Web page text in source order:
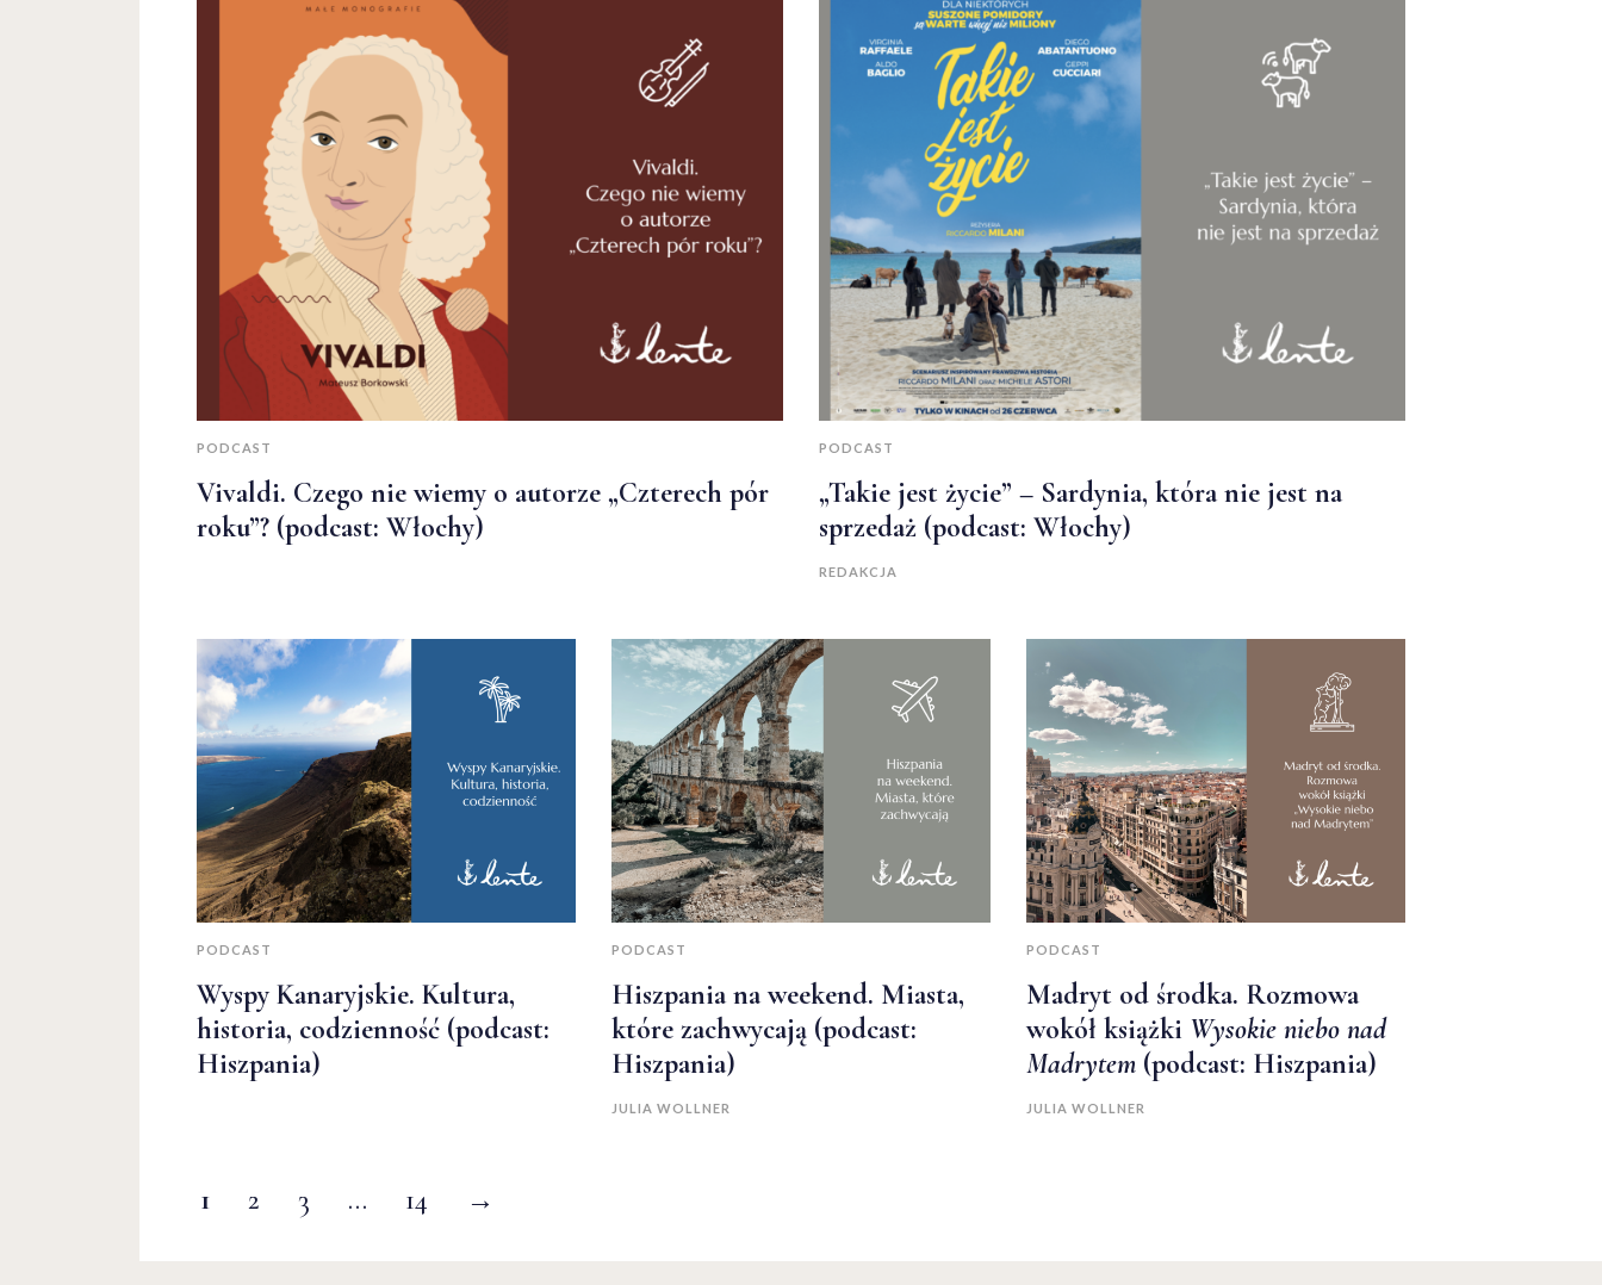
PODCAST
Vivaldi. Czego nie wiemy o autorze „Czterech pór
roku”? (podcast: Włochy)
PODCAST
„Takie jest życie” – Sardynia, która nie jest na
sprzedaż (podcast: Włochy)
REDAKCJA
PODCAST
Wyspy Kanaryjskie. Kultura,
historia, codzienność (podcast:
Hiszpania)
PODCAST
Hiszpania na weekend. Miasta,
które zachwycają (podcast:
Hiszpania)
JULIA WOLLNER
PODCAST
Madryt od środka. Rozmowa
wokół książki Wysokie niebo nad
Madrytem (podcast: Hiszpania)
JULIA WOLLNER
1 2 3 … 14 →